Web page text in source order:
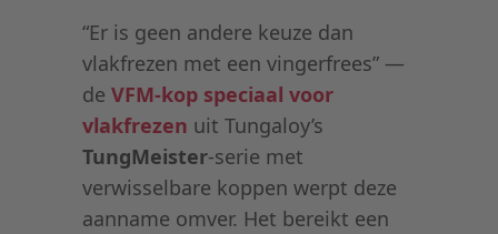
“Er is geen andere keuze dan
vlakfrezen met een vingerfrees” —
de VFM-kop speciaal voor
vlakfrezen uit Tungaloy’s
TungMeister-serie met
verwisselbare koppen werpt deze
aanname omver. Het bereikt een